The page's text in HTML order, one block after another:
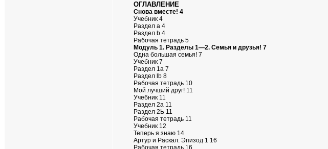
ОГЛАВЛЕНИЕ
Снова вместе! 4
Учебник 4
Раздел а 4
Раздел b 4
Рабочая тетрадь 5
Модуль 1. Разделы 1—2. Семья и друзья! 7
Одна большая семья! 7
Учебник 7
Раздел 1а 7
Раздел lb 8
Рабочая тетрадь 10
Мой лучший друг! 11
Учебник 11
Раздел 2а 11
Раздел 2Ь 11
Рабочая тетрадь 11
Учебник 12
Теперь я знаю 14
Артур и Раскал. Эпизод 1 16
Рабочая тетрадь 16